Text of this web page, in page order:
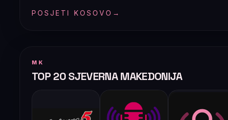
POSJETI KOSOVO →
MK
TOP 20 SJEVERNA MAKEDONIJA